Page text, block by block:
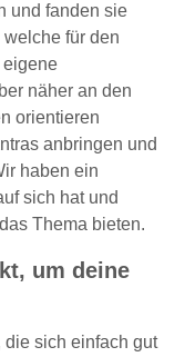
und fanden sie
für den
eigene
näher an den
orientieren
anbringen und
haben ein
sich hat und
Thema bieten.
um deine
sich einfach gut